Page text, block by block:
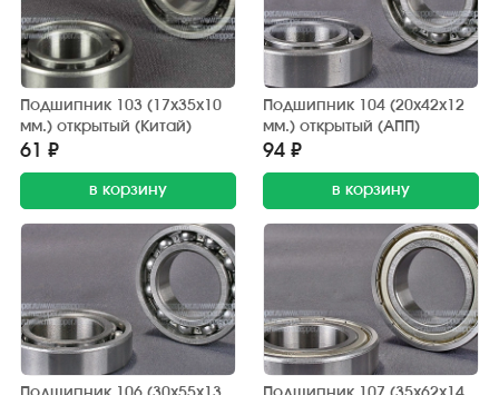
Подшипник 103 (17х35х10
мм.) открытый (Китай)
61 ₽
в корзину
Подшипник 104 (20х42х12
мм.) открытый (АПП)
94 ₽
в корзину